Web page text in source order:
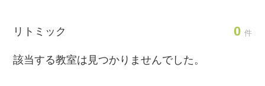
リトミック 0 件
該当する教室は見つかりませんでした。